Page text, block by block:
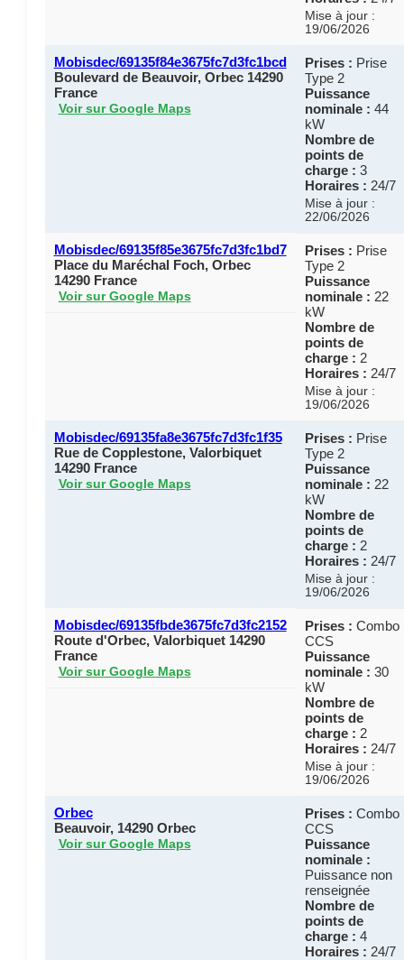
Mise à jour :
19/06/2026
Mobisdec/69135f84e3675fc7d3fc1bcd
Boulevard de Beauvoir, Orbec 14290
France
Voir sur Google Maps
Prises : Prise
Type 2
Puissance
nominale : 44
kW
Nombre de
points de
charge : 3
Horaires : 24/7
Mise à jour :
22/06/2026
Mobisdec/69135f85e3675fc7d3fc1bd7
Place du Maréchal Foch, Orbec
14290 France
Voir sur Google Maps
Prises : Prise
Type 2
Puissance
nominale : 22
kW
Nombre de
points de
charge : 2
Horaires : 24/7
Mise à jour :
19/06/2026
Mobisdec/69135fa8e3675fc7d3fc1f35
Rue de Copplestone, Valorbiquet
14290 France
Voir sur Google Maps
Prises : Prise
Type 2
Puissance
nominale : 22
kW
Nombre de
points de
charge : 2
Horaires : 24/7
Mise à jour :
19/06/2026
Mobisdec/69135fbde3675fc7d3fc2152
Route d'Orbec, Valorbiquet 14290
France
Voir sur Google Maps
Prises : Combo
CCS
Puissance
nominale : 30
kW
Nombre de
points de
charge : 2
Horaires : 24/7
Mise à jour :
19/06/2026
Orbec
Beauvoir, 14290 Orbec
Voir sur Google Maps
Prises : Combo
CCS
Puissance
nominale :
Puissance non
renseignée
Nombre de
points de
charge : 4
Horaires : 24/7